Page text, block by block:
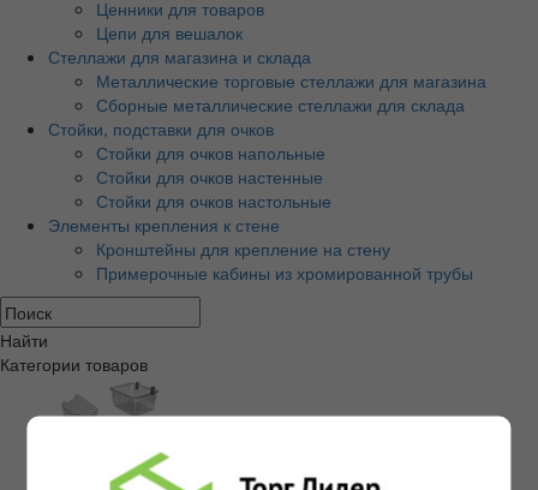
Ценники для товаров
Цепи для вешалок
Стеллажи для магазина и склада
Металлические торговые стеллажи для магазина
Сборные металлические стеллажи для склада
Стойки, подставки для очков
Стойки для очков напольные
Стойки для очков настенные
Стойки для очков настольные
Элементы крепления к стене
Кронштейны для крепление на стену
Примерочные кабины из хромированной трубы
Найти
Категории товаров